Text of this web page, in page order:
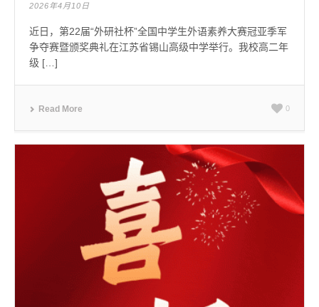
2026年4月10日
近日，第22届“外研社杯”全国中学生外语素养大赛冠亚季军
争夺赛暨颁奖典礼在江苏省锡山高级中学举行。我校高二年
级 […]
Read More 0